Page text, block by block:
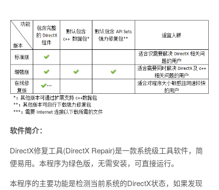
软件简介：
DirectX修复工具(DirectX Repair)是一款系统级工具软件，简
便易用。本程序为绿色版，无需安装，可直接运行。
本程序的主要功能是检测当前系统的DirectX状态，如果发现